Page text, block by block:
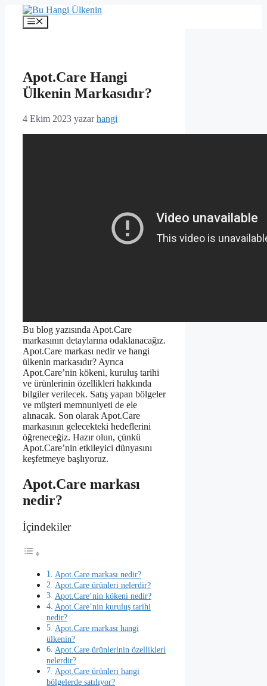
İçeriğe
Menü
Apot.Care Hangi
Ülkenin Markasıdır?
4 Ekim 2023 yazarhangi
Bu blog yazısında Apot.Care
markasının detaylarına odaklanacağız.
Apot.Care markası nedir ve hangi
ülkenin markasıdır? Ayrıca
Apot.Care’nin kökeni, kuruluş tarihi
ve ürünlerinin özellikleri hakkında
bilgiler verilecek. Satış yapan bölgeler
ve müşteri memnuniyeti de ele
alınacak. Son olarak Apot.Care
markasının gelecekteki hedeflerini
öğreneceğiz. Hazır olun, çünkü
Apot.Care’nin etkileyici dünyasını
keşfetmeye başlıyoruz.
Apot.Care markası
nedir?
İçindekiler
Apot.Care markası nedir?
Apot.Care ürünleri nelerdir?
Apot.Care’nin kökeni nedir?
Apot.Care’nin kuruluş tarihi
nedir?
Apot.Care markası hangi
ülkenin?
Apot.Care ürünlerinin özellikleri
nelerdir?
Apot.Care ürünleri hangi
bölgelerde satılıyor?